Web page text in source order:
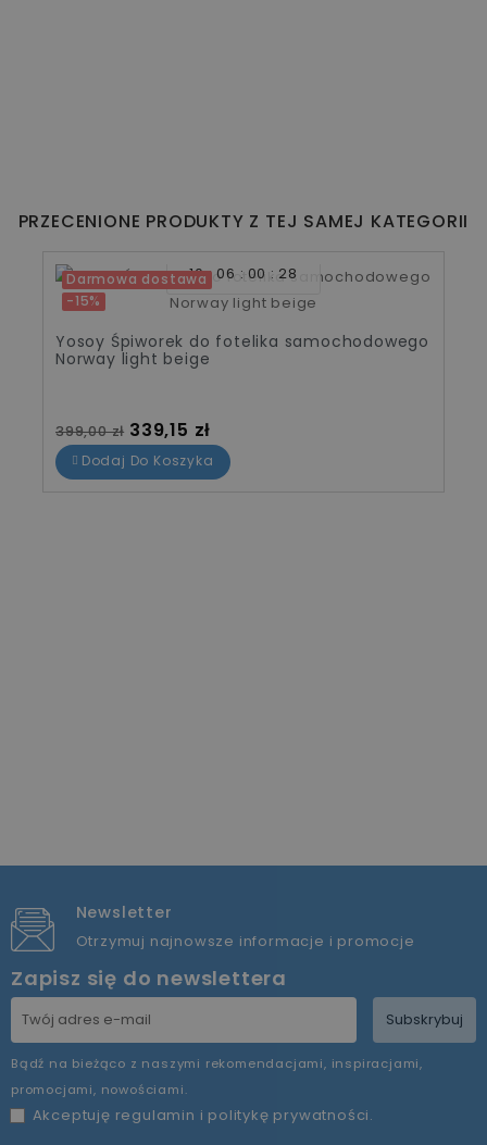
PRZECENIONE PRODUKTY Z TEJ SAMEJ KATEGORII
Darmowa dostawa
-15%
10 06 00 28
Yosoy Śpiworek do fotelika samochodowego
Norway light beige
Cena standardowa
399,00 zł Cena
339,15 zł
Dodaj Do Koszyka
Newsletter
Otrzymuj najnowsze informacje i promocje
Zapisz się do newslettera
Subskrybuj
Bądź na bieżąco z naszymi rekomendacjami, inspiracjami,
promocjami, nowościami.
Akceptuję regulamin i politykę prywatności.